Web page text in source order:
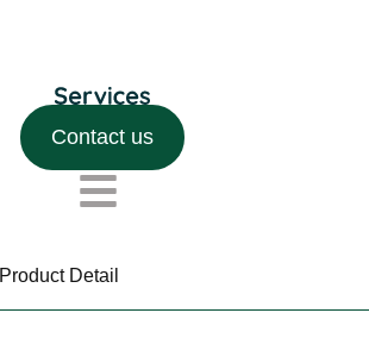
Contact us
Product Detail